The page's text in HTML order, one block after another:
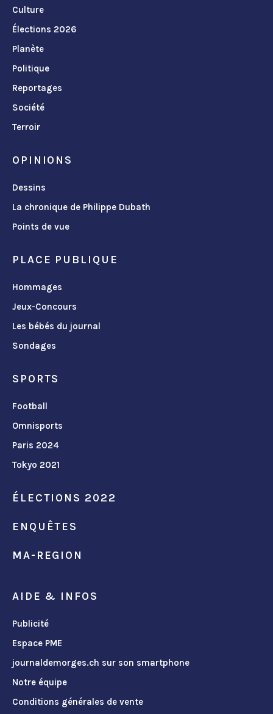
Culture
Élections 2026
Planète
Politique
Reportages
Société
Terroir
OPINIONS
Dessins
La chronique de Philippe Dubath
Points de vue
PLACE PUBLIQUE
Hommages
Jeux-Concours
Les bébés du journal
Sondages
SPORTS
Football
Omnisports
Paris 2024
Tokyo 2021
ÉLECTIONS 2022
ENQUÊTES
MA-REGION
AIDE & INFOS
Publicité
Espace PME
journaldemorges.ch sur son smartphone
Notre équipe
Conditions générales de vente